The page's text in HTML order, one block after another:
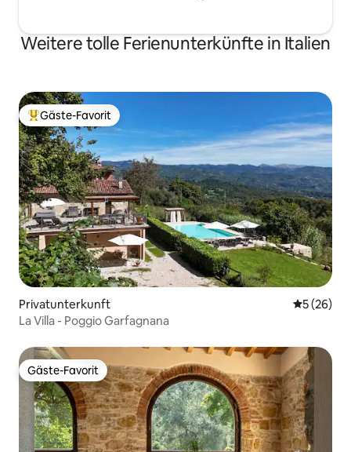
Weitere tolle Ferienunterkünfte in Italien
Beliebter Gäste-Favorit.
Gäste-Favorit
Privatunterkunft
5 (26)
La Villa - Poggio Garfagnana
Gäste-Favorit
Gäste-Favorit